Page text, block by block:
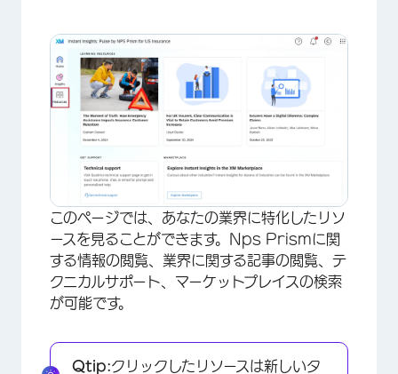
×
このページでは、あなたの業界に特化したリソ
ースを見ることができます。Nps Prismに関
する情報の閲覧、業界に関する記事の閲覧、テ
クニカルサポート、マーケットプレイスの検索
が可能です。
Qtip:クリックしたリソースは新しいタ